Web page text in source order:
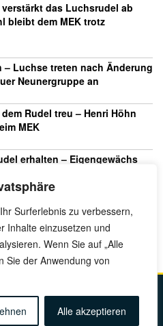
Surferlebnis zu verbessern,
Inhalte einzusetzen und
Wenn Sie auf „Alle
Sie der Anwendung von
Alle akzeptieren
das Luchsrudel ab
bleibt dem MEK trotz
– Luchse treten nach Änderung
Neunergruppe an
Rudel treu – Henri Höhn
MEK
erhalten – Eigengewächs
vom neuen Team – Ferdinand
MEK aufs Eis
Anfahrt
© Copyright 2025 Münchner EK